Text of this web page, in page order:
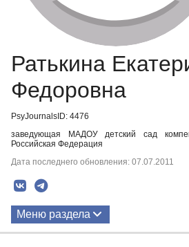
Ратькина
Федоровна
PsyJournalsID: 4476
заведующая МАДОУ детский сад
Российская Федерация
Дата последнего обновления: 07.07.2011
Меню раздела